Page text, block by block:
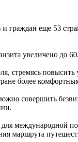
граждан еще 53
увеличено до
более
совершить
международной
маршрута